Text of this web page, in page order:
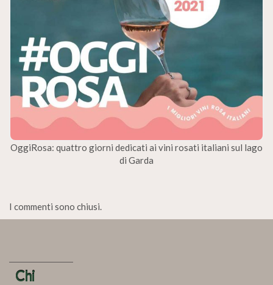
OggiRosa: quattro giorni dedicati ai vini rosati italiani sul lago
di Garda
I commenti sono chiusi.
Chi